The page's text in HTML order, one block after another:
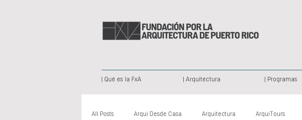
| Qué es la FxA | Arquitectura | Programas
All Posts Arqui Desde Casa Arquitectura ArquiTours